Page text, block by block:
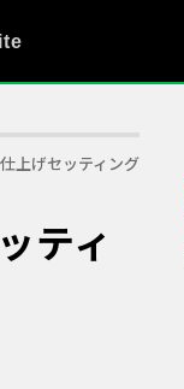
上げセッティング
ティ